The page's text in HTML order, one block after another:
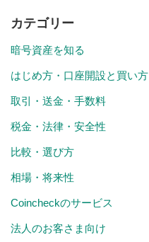
カテゴリー
暗号資産を知る
はじめ方・口座開設と買い方
取引・送金・手数料
税金・法律・安全性
比較・選び方
相場・将来性
Coincheckのサービス
法人のお客さま向け